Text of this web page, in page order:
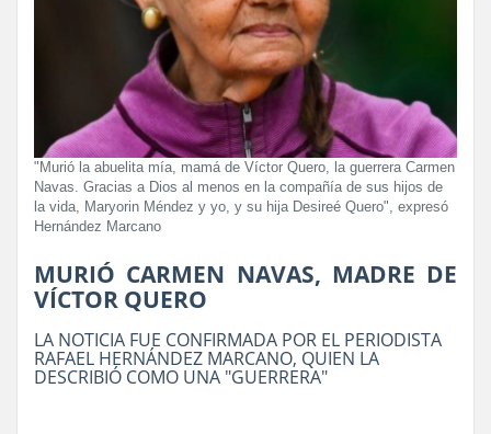
"Murió la abuelita mía, mamá de Víctor Quero, la guerrera Carmen
Navas. Gracias a Dios al menos en la compañía de sus hijos de
la vida, Maryorin Méndez y yo, y su hija Desireé Quero", expresó
Hernández Marcano
MURIÓ CARMEN NAVAS, MADRE DE
VÍCTOR QUERO
LA NOTICIA FUE CONFIRMADA POR EL PERIODISTA
RAFAEL HERNÁNDEZ MARCANO, QUIEN LA
DESCRIBIÓ COMO UNA "GUERRERA"